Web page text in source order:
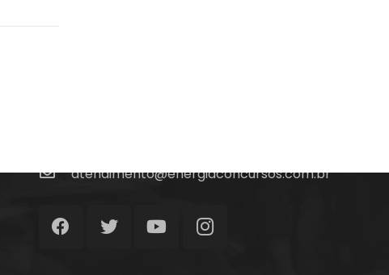
atendimento@energiaconcursos.com.br